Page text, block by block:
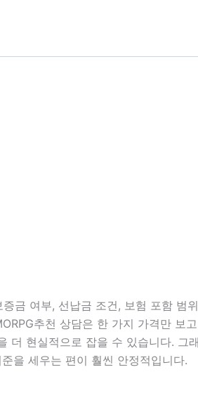
금 여부, 선납금 조건, 보험 포함 범
추천 상담은 한 가지 가격만 보
더 현실적으로 잡을 수 있습니다. 그
을 세우는 편이 훨씬 안정적입니다.